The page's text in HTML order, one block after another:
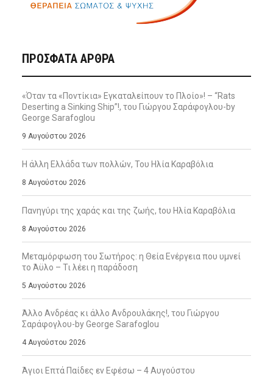
ΠΡΌΣΦΑΤΑ ΆΡΘΡΑ
«Όταν τα «Ποντίκια» Εγκαταλείπουν το Πλοίο»! – “Rats
Deserting a Sinking Ship”!, του Γιώργου Σαράφογλου-by
George Sarafoglou
9 Αυγούστου 2026
Η άλλη Ελλάδα των πολλών, Του Ηλία Καραβόλια
8 Αυγούστου 2026
Πανηγύρι της χαράς και της ζωής, tου Ηλία Καραβόλια
8 Αυγούστου 2026
Μεταμόρφωση του Σωτήρος: η Θεία Ενέργεια που υμνεί
το Άϋλο – Τι λέει η παράδοση
5 Αυγούστου 2026
Άλλο Ανδρέας κι άλλο Ανδρουλάκης!, του Γιώργου
Σαράφογλου-by George Sarafoglou
4 Αυγούστου 2026
Άγιοι Επτά Παίδες εν Εφέσω – 4 Αυγούστου